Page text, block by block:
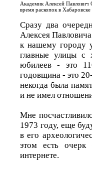
Академик Алексей Павлович
время раскопок в
Сразу два
Алексея
к нашему городу
главные улицы с
юбилеев - это
годовщина - это
некогда была
и не имел
Мне
1973 году, еще
в его
этом есть
интернете.